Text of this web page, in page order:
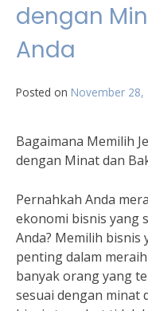
dengan
Anda
Posted on November 28,
Bagaimana Memilih
dengan Minat dan
Pernahkah Anda
ekonomi bisnis yang
Anda? Memilih bisnis
penting dalam
banyak orang yang
sesuai dengan minat